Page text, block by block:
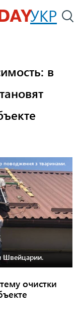
УКР
в
поводження з тваринами.
Швейцарии.
очистки